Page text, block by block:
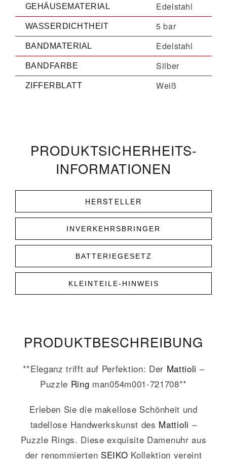
GEHÄUSEMATERIAL Edelstahl
WASSERDICHTHEIT 5 bar
BANDMATERIAL Edelstahl
BANDFARBE Silber
ZIFFERBLATT Weiß
PRODUKT­­SICHERHEITS­
INFORMATIONEN
HERSTELLER
INVERKEHRSBRINGER
BATTERIEGESETZ
KLEINTEILE-HINWEIS
PRODUKT­­BESCHREIBUNG
**Eleganz trifft auf Perfektion: Der Mattioli –
Puzzle Ring man054m001-721708**
Erleben Sie die makellose Schönheit und
tadellose Handwerkskunst des Mattioli –
Puzzle Rings. Diese exquisite Damenuhr aus
der renommierten SEIKO Kollektion vereint